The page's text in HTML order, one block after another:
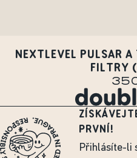
NEXTLEVEL PULSAR
FILTRY
PRVNÍ!
Přihlásíte-li